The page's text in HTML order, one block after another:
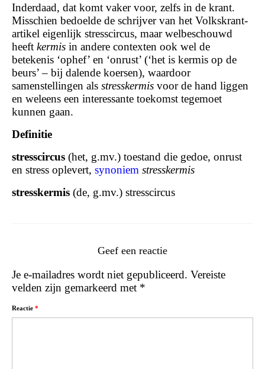
Inderdaad, dat komt vaker voor, zelfs in de krant.
Misschien bedoelde de schrijver van het Volkskrant-
artikel eigenlijk stresscircus, maar welbeschouwd
heeft kermis in andere contexten ook wel de
betekenis ‘ophef’ en ‘onrust’ (‘het is kermis op de
beurs’ – bij dalende koersen), waardoor
samenstellingen als stresskermis voor de hand liggen
en weleens een interessante toekomst tegemoet
kunnen gaan.
Definitie
stresscircus (het, g.mv.) toestand die gedoe, onrust
en stress oplevert, synoniem stresskermis
stresskermis (de, g.mv.) stresscircus
Geef een reactie
Je e-mailadres wordt niet gepubliceerd. Vereiste
velden zijn gemarkeerd met *
Reactie *